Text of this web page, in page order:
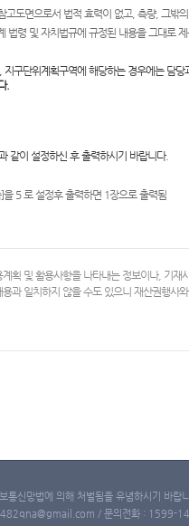
도면으로서 법적 효력이 없고, 측량, 그밖
법령 및 자치법규에 규정된 내용을 그대로
구단위계획구역에 해당하는 경우에는 담
.
같이 설정하신 후 출력하시기 바랍니다.
5 로 설정후 출력하면 1장으로 출력됨
획 및 활용사항을 나타내는 정보이나, 기
과 일치하지 않을 수도 있으니 재산권행
통신망법에 의해 처벌됨을 유념하시기 바랍
/ 문의전화 : 1599-